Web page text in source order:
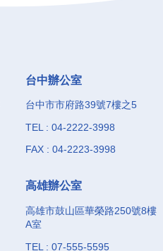
台中辦公室
台中市市府路39號7樓之5
TEL : 04-2222-3998
FAX : 04-2223-3998
高雄辦公室
高雄市鼓山區華榮路250號8樓
A室
TEL : 07-555-5595